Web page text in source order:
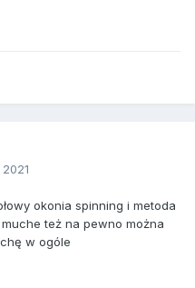
okonia spinning i metoda
też na pewno można
w ogóle